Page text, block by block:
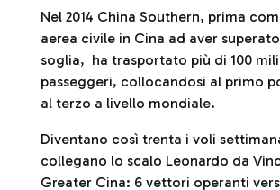
Nel 2014 China Southern, prima
aerea civile in Cina ad aver
soglia, ha trasportato più di 100
passeggeri, collocandosi al primo
al terzo a livello mondiale.
Diventano così trenta i voli
collegano lo scalo Leonardo da
Greater Cina: 6 vettori operanti